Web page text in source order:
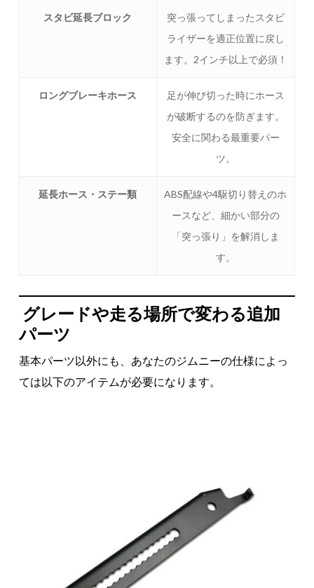
スタビ延長ブロック
突っ張ってしまったスタビ
ライザーを適正位置に戻し
ます。2インチ以上で必須！
ロングブレーキホース
足が伸び切った時にホース
が破断するのを防ぎます。
安全に関わる最重要パー
ツ。
延長ホース・ステー類
ABS配線や4駆切り替えのホ
ースなど、細かい部分の
「突っ張り」を解消しま
す。
グレードや走る場所で変わる追加
パーツ
基本パーツ以外にも、あなたのジムニーの仕様によっ
ては以下のアイテムが必要になります。